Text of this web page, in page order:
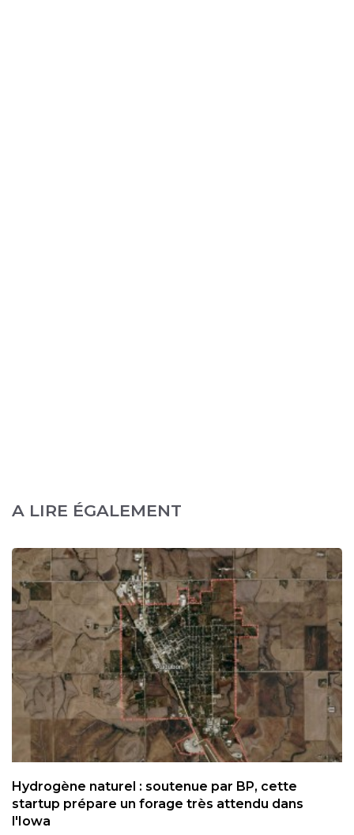
A LIRE ÉGALEMENT
Hydrogène naturel : soutenue par BP, cette
startup prépare un forage très attendu dans
l'Iowa